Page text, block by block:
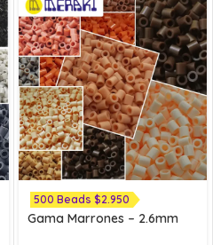
500 Beads $2.950
Gama Marrones – 2.6mm